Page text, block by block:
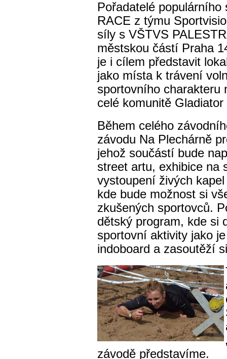
Pořadatelé
RACE z týmu
síly s VŠTVS
městskou částí Praha
je i cílem představit
jako místa k trávení
sportovního charakteru
celé komunitě Gladiator
Během celého
závodu Na Plechárně
jehož součástí bude
street artu, exhibice na
vystoupení živých
kde bude možnost si
zkušených sportovců.
dětský program, kde si
sportovní aktivity jako
indoboard a zasoutěží
závodě představíme.